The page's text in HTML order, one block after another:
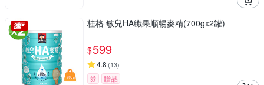
桂格 敏兒HA纖果順暢麥精(700gx2罐)
$599
4.8 (13)
券 贈品